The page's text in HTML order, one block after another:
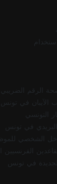
الرقم
في تونس
التونسي
في تونس
الشخصي
الفرنسيين
في تونس